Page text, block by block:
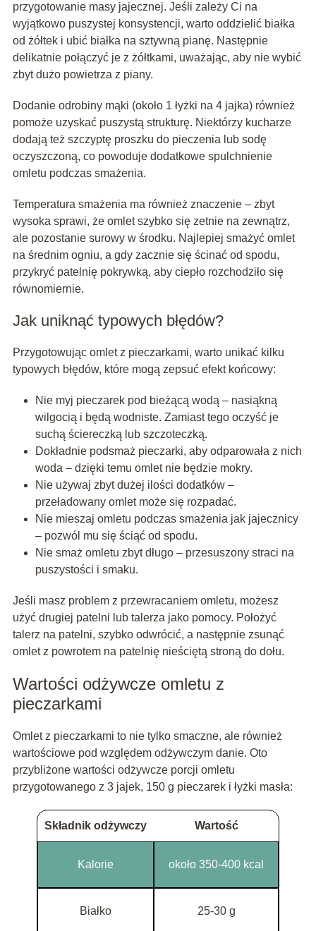
przygotowanie masy jajecznej. Jeśli zależy Ci na
wyjątkowo puszystej konsystencji, warto oddzielić białka
od żółtek i ubić białka na sztywną pianę. Następnie
delikatnie połączyć je z żółtkami, uważając, aby nie wybić
zbyt dużo powietrza z piany.
Dodanie odrobiny mąki (około 1 łyżki na 4 jajka) również
pomoże uzyskać puszystą strukturę. Niektórzy kucharze
dodają też szczyptę proszku do pieczenia lub sodę
oczyszczoną, co powoduje dodatkowe spulchnienie
omletu podczas smażenia.
Temperatura smażenia ma również znaczenie – zbyt
wysoka sprawi, że omlet szybko się zetnie na zewnątrz,
ale pozostanie surowy w środku. Najlepiej smażyć omlet
na średnim ogniu, a gdy zacznie się ścinać od spodu,
przykryć patelnię pokrywką, aby ciepło rozchodziło się
równomiernie.
Jak uniknąć typowych błędów?
Przygotowując omlet z pieczarkami, warto unikać kilku
typowych błędów, które mogą zepsuć efekt końcowy:
Nie myj pieczarek pod bieżącą wodą – nasiąkną
wilgocią i będą wodniste. Zamiast tego oczyść je
suchą ściereczką lub szczoteczką.
Dokładnie podsmaż pieczarki, aby odparowała z nich
woda – dzięki temu omlet nie będzie mokry.
Nie używaj zbyt dużej ilości dodatków –
przeładowany omlet może się rozpadać.
Nie mieszaj omletu podczas smażenia jak jajecznicy
– pozwól mu się ściąć od spodu.
Nie smaż omletu zbyt długo – przesuszony straci na
puszystości i smaku.
Jeśli masz problem z przewracaniem omletu, możesz
użyć drugiej patelni lub talerza jako pomocy. Położyć
talerz na patelni, szybko odwrócić, a następnie zsunąć
omlet z powrotem na patelnię nieściętą stroną do dołu.
Wartości odżywcze omletu z
pieczarkami
Omlet z pieczarkami to nie tylko smaczne, ale również
wartościowe pod względem odżywczym danie. Oto
przybliżone wartości odżywcze porcji omletu
przygotowanego z 3 jajek, 150 g pieczarek i łyżki masła:
Składnik odżywczy Wartość
Kalorie około 350-400 kcal
Białko 25-30 g